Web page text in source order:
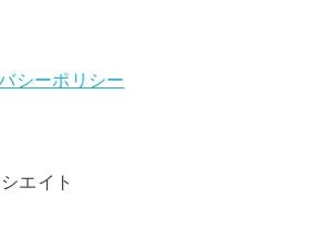
シーポリシー
エイト